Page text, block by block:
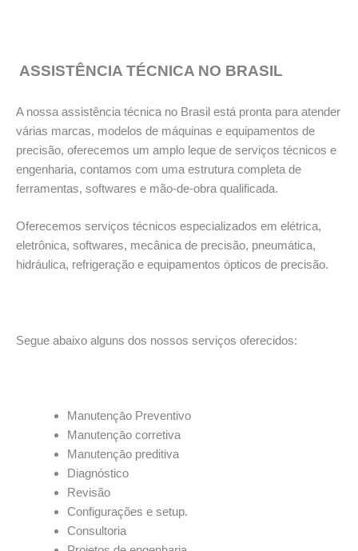
ASSISTÊNCIA TÉCNICA NO BRASIL
A nossa assistência técnica no Brasil está pronta para atender
várias marcas, modelos de máquinas e equipamentos de
precisão, oferecemos um amplo leque de serviços técnicos e
engenharia, contamos com uma estrutura completa de
ferramentas, softwares e mão-de-obra qualificada.
Oferecemos serviços técnicos especializados em elétrica,
eletrônica, softwares, mecânica de precisão, pneumática,
hidráulica, refrigeração e equipamentos ópticos de precisão.
Segue abaixo alguns dos nossos serviços oferecidos:
Manutençāo Preventivo
Manutençāo corretiva
Manutençāo preditiva
Diagnóstico
Revisão
Configurações e setup.
Consultoria